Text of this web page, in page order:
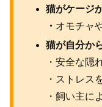
猫がケージ
・ オモチャ
猫が自分か
・安全な隠
・ストレス
・飼い主に